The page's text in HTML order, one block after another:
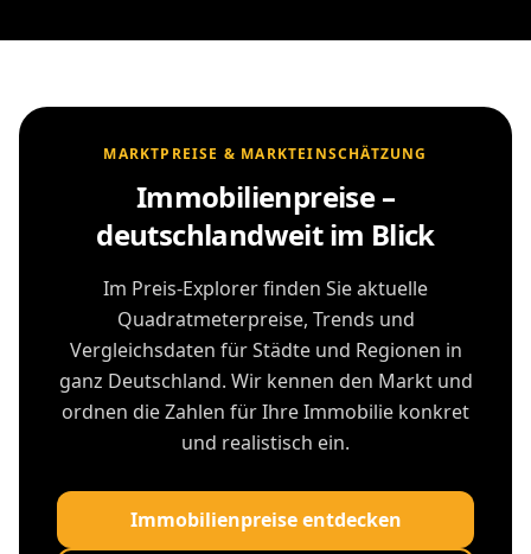
MARKTPREISE & MARKTEINSCHÄTZUNG
Immobilienpreise –
deutschlandweit im Blick
Im Preis-Explorer finden Sie aktuelle
Quadratmeterpreise, Trends und
Vergleichsdaten für Städte und Regionen in
ganz Deutschland. Wir kennen den Markt und
ordnen die Zahlen für Ihre Immobilie konkret
und realistisch ein.
Immobilienpreise entdecken